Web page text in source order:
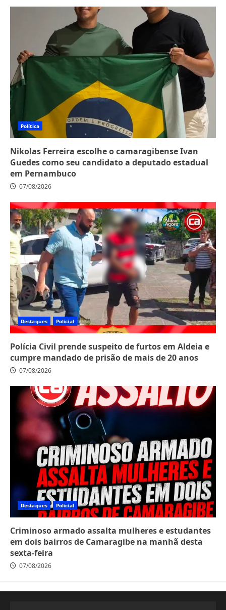
Política
Nikolas Ferreira escolhe o camaragibense Ivan
Guedes como seu candidato a deputado estadual
em Pernambuco
07/08/2026
Destaques Policial
Polícia Civil prende suspeito de furtos em Aldeia e
cumpre mandado de prisão de mais de 20 anos
07/08/2026
Destaques Policial
Criminoso armado assalta mulheres e estudantes
em dois bairros de Camaragibe na manhã desta
sexta-feira
07/08/2026